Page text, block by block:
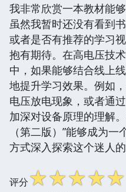
我非常欣赏一本教材能
虽然我暂时还没有看到
或者是否有推荐的学习
抱有期待。在高电压技
中，如果能够结合线上
地提升学习效果。例如
电压放电现象，或者通
加深对设备原理的理解
（第二版）”能够成为
方式深入探索这个迷人的
评分☆☆☆☆☆